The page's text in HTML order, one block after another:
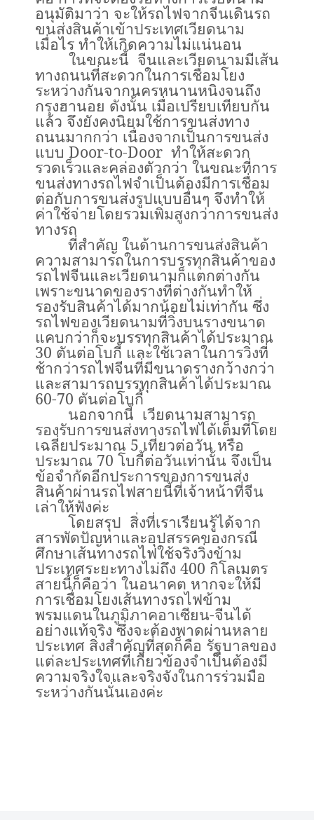
อนุมัติมาว่า จะให้รถไฟจากจีนเดินรถ
ขนส่งสินค้าเข้าประเทศเวียดนาม
เมื่อไร ทำให้เกิดความไม่แน่นอน
ในขณะนี้ จีนและเวียดนามมีเส้น
ทางถนนที่สะดวกในการเชื่อมโยง
ระหว่างกันจากนครหนานหนิงจนถึง
กรุงฮานอย ดังนั้น เมื่อเปรียบเทียบกัน
แล้ว จึงยังคงนิยมใช้การขนส่งทาง
ถนนมากกว่า เนื่องจากเป็นการขนส่ง
แบบ Door-to-Door ทำให้สะดวก
รวดเร็วและคล่องตัวกว่า ในขณะที่การ
ขนส่งทางรถไฟจำเป็นต้องมีการเชื่อม
ต่อกับการขนส่งรูปแบบอื่นๆ จึงทำให้
ค่าใช้จ่ายโดยรวมเพิ่มสูงกว่าการขนส่ง
ทางรถ
ที่สำคัญ ในด้านการขนส่งสินค้า
ความสามารถในการบรรทุกสินค้าของ
รถไฟจีนและเวียดนามก็แตกต่างกัน
เพราะขนาดของรางที่ต่างกันทำให้
รองรับสินค้าได้มากน้อยไม่เท่ากัน ซึ่ง
รถไฟของเวียดนามที่วิ่งบนรางขนาด
แคบกว่าก็จะบรรทุกสินค้าได้ประมาณ
30 ตันต่อโบกี้ และใช้เวลาในการวิ่งที่
ช้ากว่ารถไฟจีนที่มีขนาดรางกว้างกว่า
และสามารถบรรทุกสินค้าได้ประมาณ
60-70 ตันต่อโบกี้
นอกจากนี้ เวียดนามสามารถ
รองรับการขนส่งทางรถไฟได้เต็มที่โดย
เฉลี่ยประมาณ 5เที่ยวต่อวัน หรือ
ประมาณ 70 โบกี้ต่อวันเท่านั้น จึงเป็น
ข้อจำกัดอีกประการของการขนส่ง
สินค้าผ่านรถไฟสายนี้ที่เจ้าหน้าที่จีน
เล่าให้ฟังค่ะ
โดยสรุป สิ่งที่เราเรียนรู้ได้จาก
สารพัดปัญหาและอุปสรรคของกรณี
ศึกษาเส้นทางรถไฟใช้จริงวิ่งข้าม
ประเทศระยะทางไม่ถึง 400 กิโลเมตร
สายนี้ก็คือว่า ในอนาคต หากจะให้มี
การเชื่อมโยงเส้นทางรถไฟข้าม
พรมแดนในภูมิภาคอาเซียน-จีนได้
อย่างแท้จริง ซึ่งจะต้องพาดผ่านหลาย
ประเทศ สิ่งสำคัญที่สุดก็คือ รัฐบาลของ
แต่ละประเทศที่เกี่ยวข้องจำเป็นต้องมี
ความจริงใจและจริงจังในการร่วมมือ
ระหว่างกันนั่นเองค่ะ